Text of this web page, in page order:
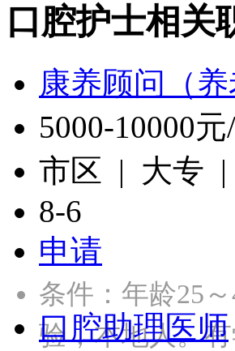
口腔护士相关
康养顾问（养
5000-10000元
市区 | 大专 |
8-6
申请
条件：年龄25
验，本地人。
口腔助理医师